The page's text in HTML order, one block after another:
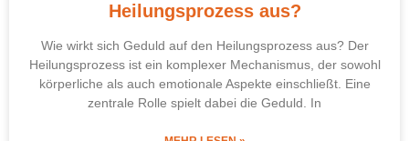
Heilungsprozess aus?
Wie wirkt sich Geduld auf den Heilungsprozess aus? Der
Heilungsprozess ist ein komplexer Mechanismus, der sowohl
körperliche als auch emotionale Aspekte einschließt. Eine
zentrale Rolle spielt dabei die Geduld. In